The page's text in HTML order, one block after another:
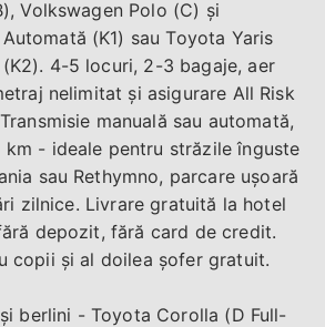
Volkswagen Polo (C) și
(K1) sau Toyota Yaris
4-5 locuri, 2-3 bagaje, aer
nelimitat și asigurare All Risk
manuală sau automată,
- ideale pentru străzile înguste
sau Rethymno, parcare ușoară
zilnice. Livrare gratuită la hotel
depozit, fără card de credit.
copii și al doilea șofer gratuit.
berlini - Toyota Corolla (D Full-